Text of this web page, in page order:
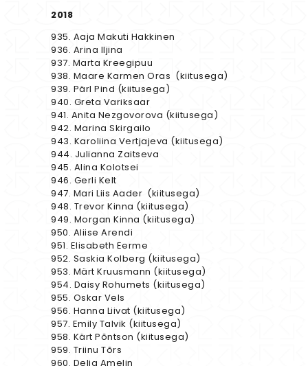
2018
935. Aaja Makuti Hakkinen
936. Arina Iljina
937. Marta Kreegipuu
938. Maare Karmen Oras (kiitusega)
939. Pärl Pind (kiitusega)
940. Greta Variksaar
941. Anita Nezgovorova (kiitusega)
942. Marina Skirgailo
943. Karoliina Vertjajeva (kiitusega)
944. Julianna Zaitseva
945. Alina Kolotsei
946. Gerli Kelt
947. Mari Liis Aader (kiitusega)
948. Trevor Kinna (kiitusega)
949. Morgan Kinna (kiitusega)
950. Aliise Arendi
951. Elisabeth Eerme
952. Saskia Kolberg (kiitusega)
953. Märt Kruusmann (kiitusega)
954. Daisy Rohumets (kiitusega)
955. Oskar Vels
956. Hanna Liivat (kiitusega)
957. Emily Talvik (kiitusega)
958. Kärt Põntson (kiitusega)
959. Triinu Tõrs
960. Delia Amelin